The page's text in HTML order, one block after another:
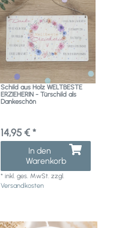
Schild aus Holz WELTBESTE
ERZIEHERIN - Türschild als
Dankeschön
14,95 € *
In den
Warenkorb
*inkl. ges. MwSt. zzgl.
Versandkosten